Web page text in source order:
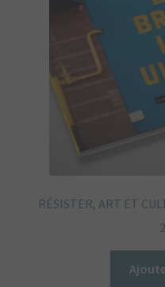
RÉSISTER, ART ET